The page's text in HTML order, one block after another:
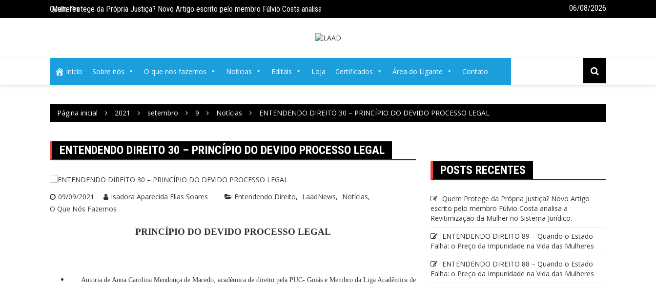
na Vida das MulheresQuem Protege da Própria Justiça? Novo Artigo escrito pelo membro Fúlvio Costa analisa a Revitimização da Mulher no Sistema Jurídico.ENTENDENDO DIREITO 89 – Quando o Estado Falha: o Preço da Impunidade na Vida das Mulheres
ENTENDENDO
06/08/2026
Início Sobre nós O que nós fazemos Notícias Editais Loja Certificados Área do Ligante Contato
Página inicial 2021 setembro 9 Notícias ENTENDENDO DIREITO 30 – PRINCÍPIO DO DEVIDO PROCESSO LEGAL
ENTENDENDO DIREITO 30 – PRINCÍPIO DO DEVIDO PROCESSO LEGAL
09/09/2021 Isadora Aparecida Elias Soares Entendendo Direito LaadNews
Notícias
O Que Nós Fazemos
PRINCÍPIO DO DEVIDO PROCESSO LEGAL
Autoria de Anna Carolina Mendonça de Macedo, acadêmica de direito pela PUC- Goiás e Membro da Liga Acadêmica de
POSTS RECENTES
Quem Protege da Própria Justiça? Novo Artigo
escrito pelo membro Fúlvio Costa analisa a
Revitimização da Mulher no Sistema Jurídico.
ENTENDENDO DIREITO 89 – Quando o Estado
Falha: o Preço da Impunidade na Vida das Mulheres
ENTENDENDO DIREITO 88 – Quando o Estado
Falha: o Preço da Impunidade na Vida das Mulheres